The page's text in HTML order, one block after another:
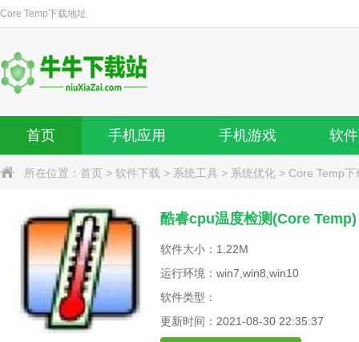
Core Temp下载地址
首页 手机应用 手机游戏 软
所在位置： 首页 > 软件下载 > 系统工具 > 系统优化 > Core Temp下
酷睿cpu温度检测(Core
软件大小：1.22M
运行环境：win7,win8,win10
软件类型：
更新时间：2021-08-30 22:35:37